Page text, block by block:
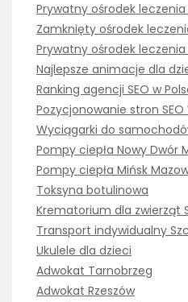
Prywatny ośrodek
Zamknięty ośrodek
Prywatny ośrodek
Najlepsze animacje dla
Ranking agencji SEO w
Pozycjonowanie stron SEO
Wyciągarki do
Pompy ciepła Nowy Dwór
Pompy ciepła Mińsk
Toksyna botulinowa
Krematorium dla zwierząt
Transport indywidualny
Ukulele dla dzieci
Adwokat Tarnobrzeg
Adwokat Rzeszów